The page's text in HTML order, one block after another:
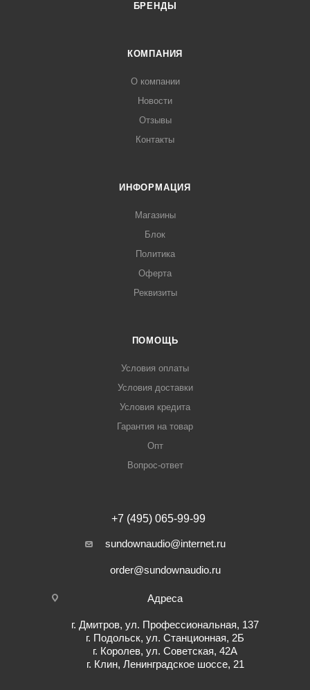
БРЕНДЫ
КОМПАНИЯ
О компании
Новости
Отзывы
Контакты
ИНФОРМАЦИЯ
Магазины
Блок
Политика
Оферта
Реквизиты
ПОМОЩЬ
Условия оплаты
Условия доставки
Условия кредита
Гарантия на товар
Опт
Вопрос-ответ
+7 (495) 065-99-99
sundownaudio@internet.ru
order@sundownaudio.ru
Адреса
г. Дмитров, ул. Профессиональная, 137
г. Подольск, ул. Станционная, 2Б
г. Королев, ул. Советская, 42А
г. Клин, Ленинградское шоссе, 21